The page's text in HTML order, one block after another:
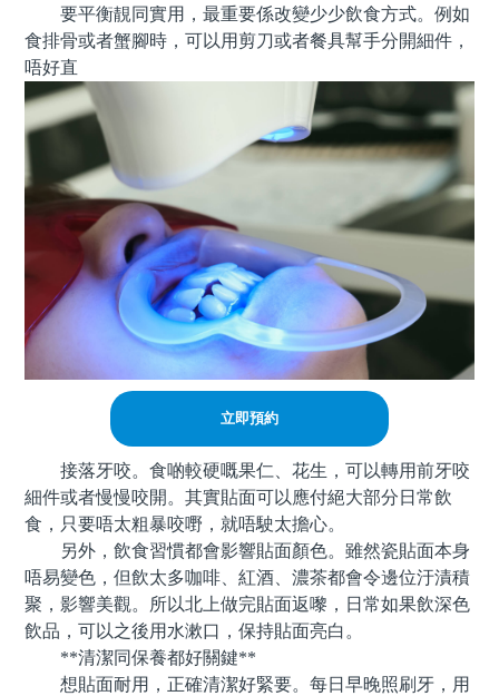
要平衡靚同實用，最重要係改變少少飲食方式。例如
食排骨或者蟹腳時，可以用剪刀或者餐具幫手分開細件，
唔好直
立即預約
接落牙咬。食啲較硬嘅果仁、花生，可以轉用前牙咬
細件或者慢慢咬開。其實貼面可以應付絕大部分日常飲
食，只要唔太粗暴咬嘢，就唔駛太擔心。
另外，飲食習慣都會影響貼面顏色。雖然瓷貼面本身
唔易變色，但飲太多咖啡、紅酒、濃茶都會令邊位汙漬積
聚，影響美觀。所以北上做完貼面返嚟，日常如果飲深色
飲品，可以之後用水漱口，保持貼面亮白。
**清潔同保養都好關鍵**
想貼面耐用，正確清潔好緊要。每日早晚照刷牙，用